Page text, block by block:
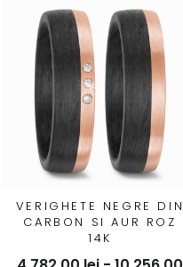
VERIGHETE NEGRE DIN
CARBON SI AUR ROZ
14K